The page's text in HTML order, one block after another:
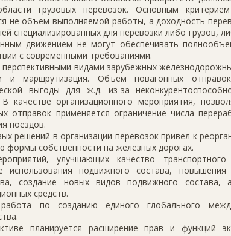
грузовых перевозок. Основным
не объем выполняемой работы, а доходность
специализированных для перевозки либо грузов,
движением не могут обеспечивать
с современными требованиями.
видами зарубежных
и маршрутизация. Объем повагонных
выгоды для ж.д. из-за
качестве организационного мероприятия,
отправок применяется ограничение числа
поездов.
решений в организации перевозок привел к
формы собственности на железных дорогах.
улучшающих качество
использования подвижного состава,
создание новых видов подвижного состава,
средств.
по созданию единого глобального
планируется расширение прав и функций